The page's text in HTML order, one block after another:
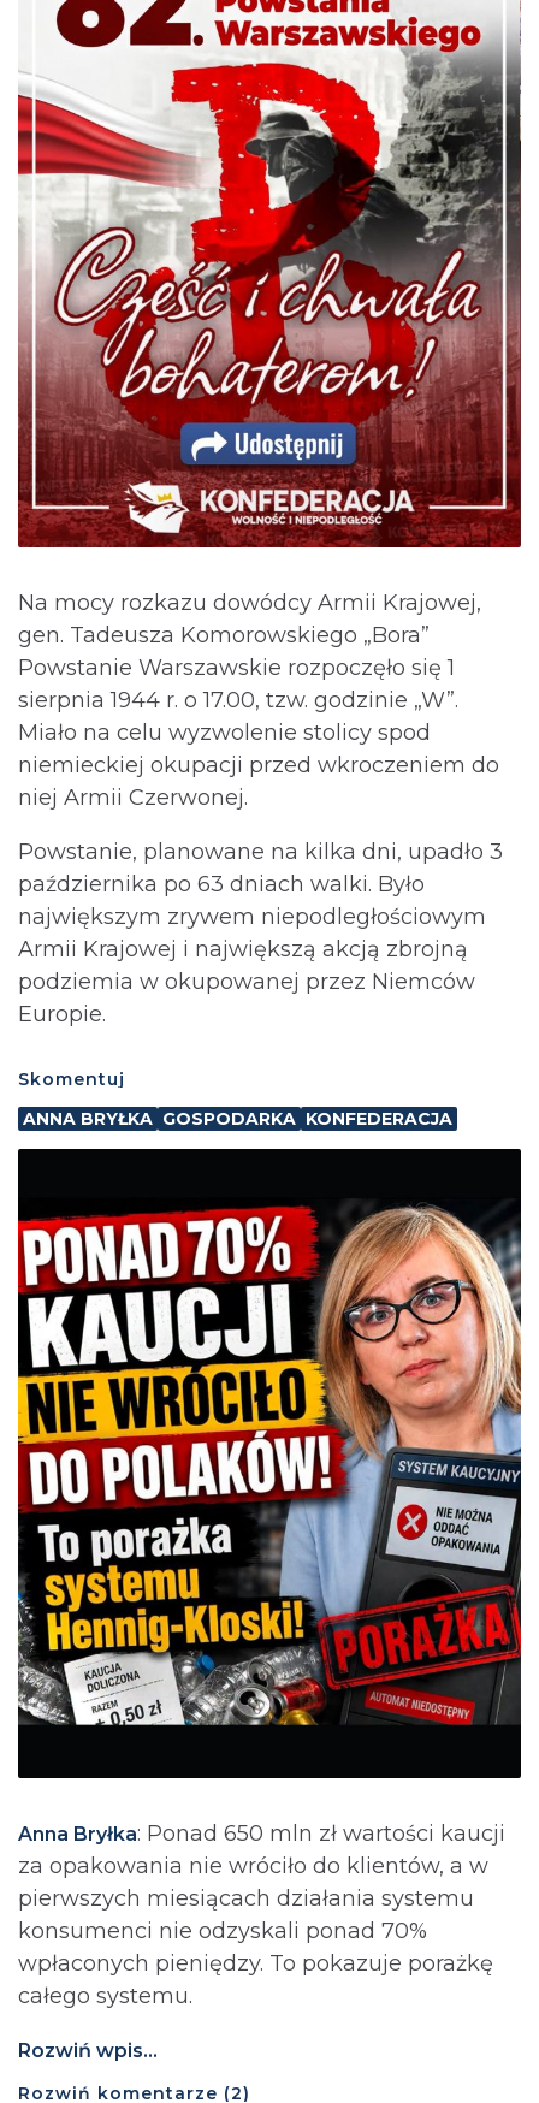
Na mocy rozkazu dowódcy Armii Krajowej,
gen. Tadeusza Komorowskiego „Bora”
Powstanie Warszawskie rozpoczęło się 1
sierpnia 1944 r. o 17.00, tzw. godzinie „W”.
Miało na celu wyzwolenie stolicy spod
niemieckiej okupacji przed wkroczeniem do
niej Armii Czerwonej.
Powstanie, planowane na kilka dni, upadło 3
października po 63 dniach walki. Było
największym zrywem niepodległościowym
Armii Krajowej i największą akcją zbrojną
podziemia w okupowanej przez Niemców
Europie.
Skomentuj
ANNA BRYŁKA GOSPODARKA KONFEDERACJA
Anna Bryłka: Ponad 650 mln zł wartości kaucji
za opakowania nie wróciło do klientów, a w
pierwszych miesiącach działania systemu
konsumenci nie odzyskali ponad 70%
wpłaconych pieniędzy. To pokazuje porażkę
całego systemu.
Rozwiń wpis...
Rozwiń komentarze (2)